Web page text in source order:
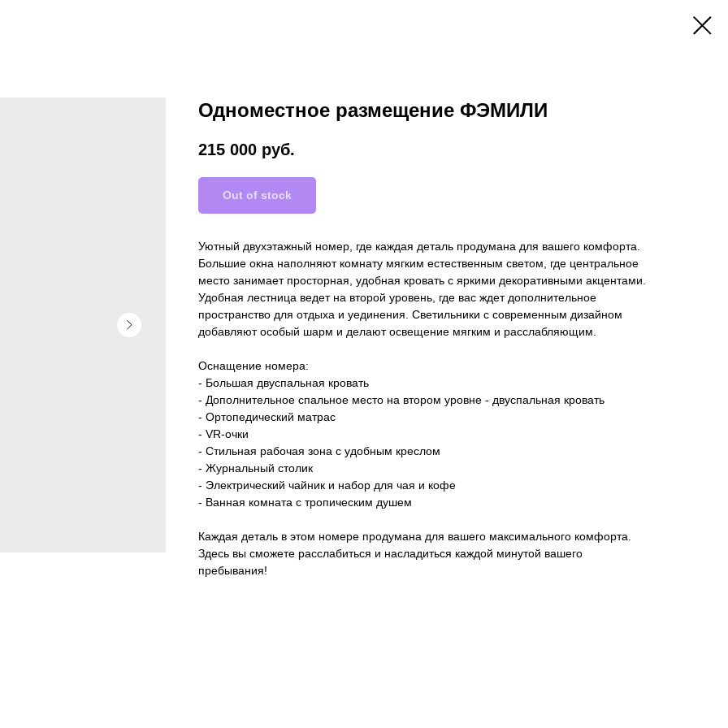
Одноместное размещение ФЭМИЛИ
215 000 руб.
Out of stock
Уютный двухэтажный номер, где каждая деталь продумана для вашего комфорта.
Большие окна наполняют комнату мягким естественным светом, где центральное
место занимает просторная, удобная кровать с яркими декоративными акцентами.
Удобная лестница ведет на второй уровень, где вас ждет дополнительное
пространство для отдыха и уединения. Светильники с современным дизайном
добавляют особый шарм и делают освещение мягким и расслабляющим.
Оснащение номера:
- Большая двуспальная кровать
- Дополнительное спальное место на втором уровне - двуспальная кровать
- Ортопедический матрас
- VR-очки
- Стильная рабочая зона с удобным креслом
- Журнальный столик
- Электрический чайник и набор для чая и кофе
- Ванная комната с тропическим душем
Каждая деталь в этом номере продумана для вашего максимального комфорта.
Здесь вы сможете расслабиться и насладиться каждой минутой вашего
пребывания!